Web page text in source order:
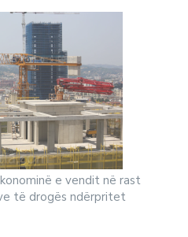
e vendit në rast
të drogës ndërpritet